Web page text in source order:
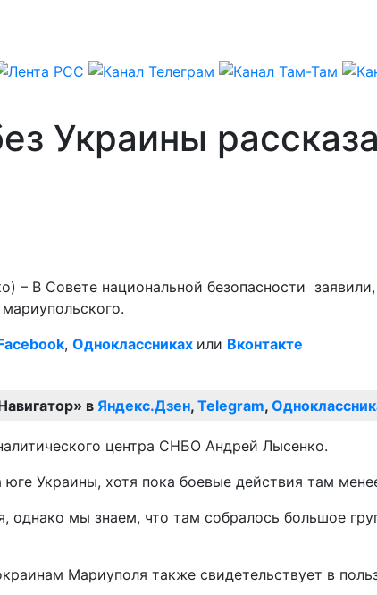
Украины
– В Совете национальной безопасности
, Одноклассниках или Вконтакте
в Яндекс.Дзен, Telegram,
центра СНБО Андрей Лысенко.
Украины, хотя пока боевые действия там
мы знаем, что там собралось большое
Мариуполя также свидетельствует в